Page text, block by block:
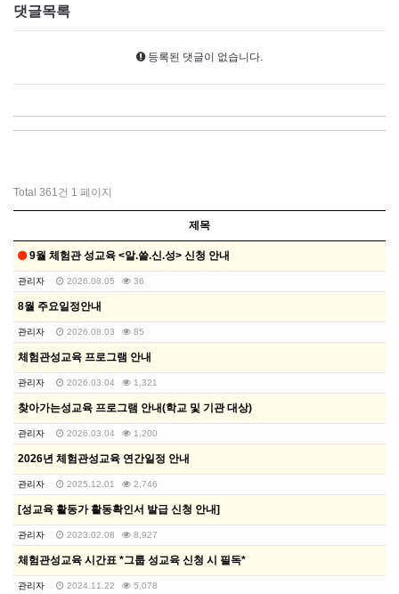
댓글목록
등록된 댓글이 없습니다.
Total 361건 1 페이지
제목
9월 체험관 성교육 <알.쓸.신.성> 신청 안내
관리자 2026.08.05 36
8월 주요일정안내
관리자 2026.08.03 85
체험관성교육 프로그램 안내
관리자 2026.03.04 1,321
찾아가는성교육 프로그램 안내(학교 및 기관 대상)
관리자 2026.03.04 1,200
2026년 체험관성교육 연간일정 안내
관리자 2025.12.01 2,746
[성교육 활동가 활동확인서 발급 신청 안내]
관리자 2023.02.08 8,927
체험관성교육 시간표 *그룹 성교육 신청 시 필독*
관리자 2024.11.22 5,078